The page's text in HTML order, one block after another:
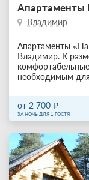
Апартаменты
Владимир
Апартаменты «На
Владимир. К
необходимым
от 2 700
ЗА НОЧЬ ДЛЯ 1 ГОСТЯ